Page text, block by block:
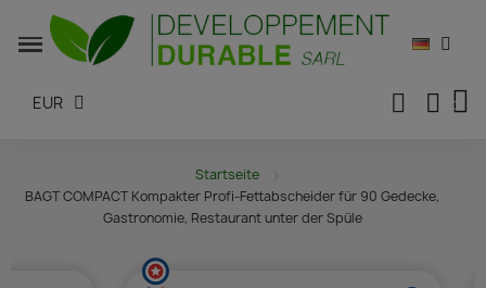
EUR
Startseite
BAGT COMPACT Kompakter Profi-Fettabscheider für 90 Gedecke,
Gastronomie, Restaurant unter der Spüle